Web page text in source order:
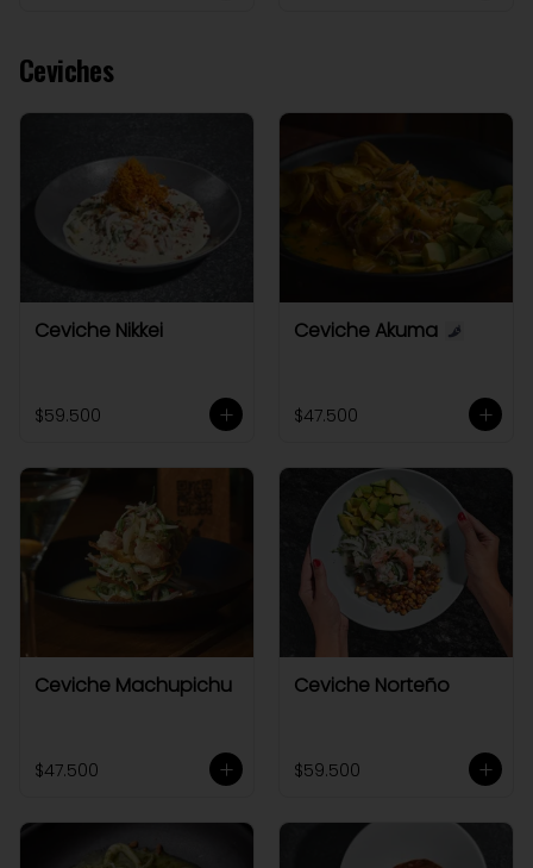
Ceviches
Ceviche Nikkei
$59.500
Ceviche Akuma
$47.500
Ceviche Machupichu
$47.500
Ceviche Norteño
$59.500